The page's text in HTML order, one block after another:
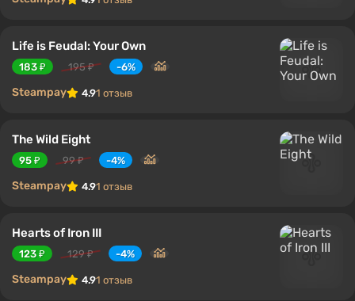
Life is Feudal: Your Own
183 ₽ 195 ₽ -6%
Steampay 4.91 отзыв
The Wild Eight
95 ₽ 99 ₽ -4%
Steampay 4.91 отзыв
Hearts of Iron III
123 ₽ 129 ₽ -4%
Steampay 4.91 отзыв